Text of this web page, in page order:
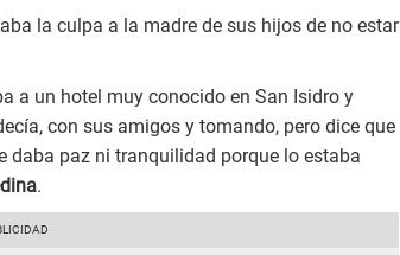
la culpa a la madre de sus hijos de no estar
a un hotel muy conocido en San Isidro y
con sus amigos y tomando, pero dice que
daba paz ni tranquilidad porque lo estaba
.